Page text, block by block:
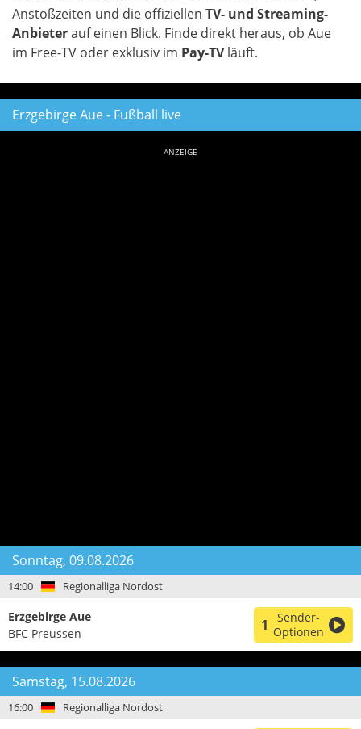
Anstoßzeiten und die offiziellen TV- und Streaming-
Anbieterauf einen Blick. Finde direkt heraus, ob Aue
im Free-TV oder exklusiv im Pay-TVläuft.
Erzgebirge Aue - Fußball live
ANZEIGE
Sonntag, 09.08.2026
14:00 Regionalliga Nordost
Erzgebirge Aue
BFC Preussen
1
Sender-
Optionen
Samstag, 15.08.2026
16:00 Regionalliga Nordost